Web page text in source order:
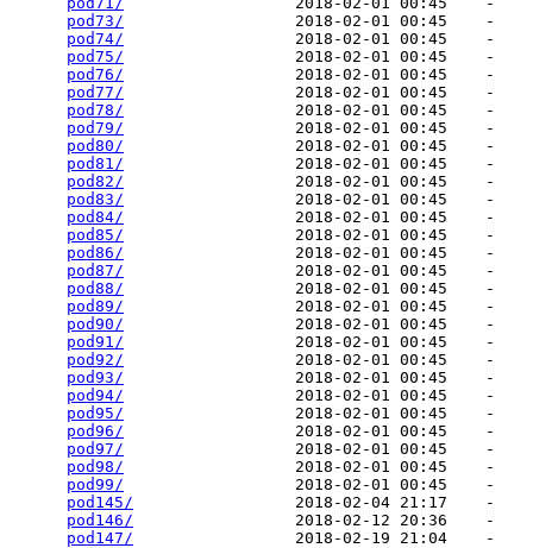
pod73/
                  2018-02-01 00:45    -
pod74/
                  2018-02-01 00:45    -
pod75/
                  2018-02-01 00:45    -
pod76/
                  2018-02-01 00:45    -
pod77/
                  2018-02-01 00:45    -
pod78/
                  2018-02-01 00:45    -
pod79/
                  2018-02-01 00:45    -
pod80/
                  2018-02-01 00:45    -
pod81/
                  2018-02-01 00:45    -
pod82/
                  2018-02-01 00:45    -
pod83/
                  2018-02-01 00:45    -
pod84/
                  2018-02-01 00:45    -
pod85/
                  2018-02-01 00:45    -
pod86/
                  2018-02-01 00:45    -
pod87/
                  2018-02-01 00:45    -
pod88/
                  2018-02-01 00:45    -
pod89/
                  2018-02-01 00:45    -
pod90/
                  2018-02-01 00:45    -
pod91/
                  2018-02-01 00:45    -
pod92/
                  2018-02-01 00:45    -
pod93/
                  2018-02-01 00:45    -
pod94/
                  2018-02-01 00:45    -
pod95/
                  2018-02-01 00:45    -
pod96/
                  2018-02-01 00:45    -
pod97/
                  2018-02-01 00:45    -
pod98/
                  2018-02-01 00:45    -
pod99/
                  2018-02-01 00:45    -
pod145/
                 2018-02-04 21:17    -
pod146/
                 2018-02-12 20:36    -
pod147/
                 2018-02-19 21:04    -